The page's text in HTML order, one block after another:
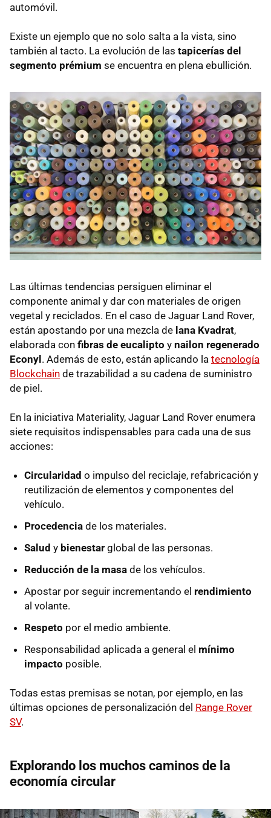
automóvil.
Existe un ejemplo que no solo salta a la vista, sino
también al tacto. La evolución de las tapicerías del
segmento prémium se encuentra en plena ebullición.
Las últimas tendencias persiguen eliminar el
componente animal y dar con materiales de origen
vegetal y reciclados. En el caso de Jaguar Land Rover,
están apostando por una mezcla de lana Kvadrat,
elaborada con fibras de eucalipto y nailon regenerado
Econyl. Además de esto, están aplicando la tecnología
Blockchain de trazabilidad a su cadena de suministro
de piel.
En la iniciativa Materiality, Jaguar Land Rover enumera
siete requisitos indispensables para cada una de sus
acciones:
Circularidad o impulso del reciclaje, refabricación y
reutilización de elementos y componentes del
vehículo.
Procedencia de los materiales.
Salud y bienestar global de las personas.
Reducción de la masa de los vehículos.
Apostar por seguir incrementando el rendimiento
al volante.
Respeto por el medio ambiente.
Responsabilidad aplicada a general el mínimo
impacto posible.
Todas estas premisas se notan, por ejemplo, en las
últimas opciones de personalización del Range Rover
SV.
Explorando los muchos caminos de la
economía circular